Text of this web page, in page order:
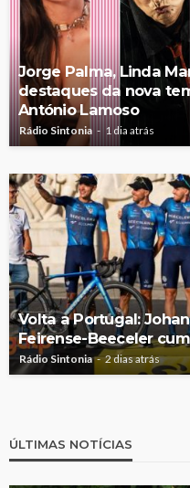
Jorge Palma, Linda
destaques da nova
António Lamoso
Rádio Sintonia 1 dia atrás
Volta a Portugal:
Feirense-Beeceler
Rádio Sintonia 2 dias atrás
ÚLTIMAS NOTÍCIAS